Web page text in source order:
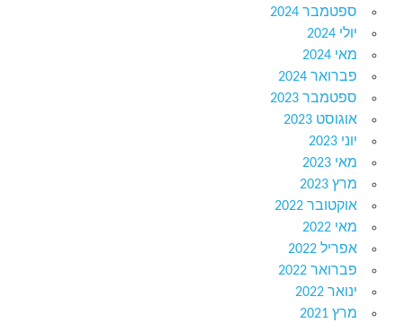
ספטמבר 2024
יולי 2024
מאי 2024
פברואר 2024
ספטמבר 2023
אוגוסט 2023
יוני 2023
מאי 2023
מרץ 2023
אוקטובר 2022
מאי 2022
אפריל 2022
פברואר 2022
ינואר 2022
מרץ 2021